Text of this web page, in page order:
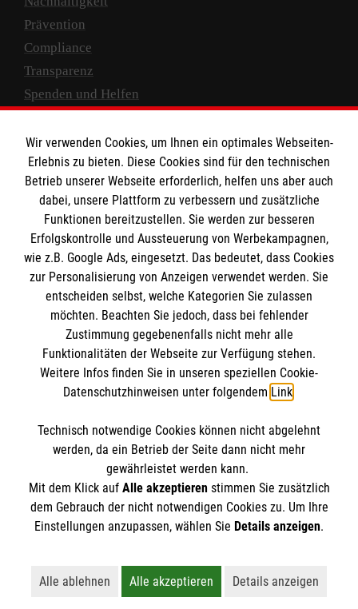
Prävention
Compliance
Transparenz
Spenden und Helfen
Empfänger: Malteser Hilfsdienst e.V.
IBAN: DE10 3706 0120 1201 2000 12
BIC: GENODED 1PA7
Newsletter abonnieren
Cookies verwalten|AGB|Impressum|Datenschutz
Barrierefreiheit |Kontakt| Sharepoint|Mediathek
Wir verwenden Cookies, um Ihnen ein optimales Webseiten-
Erlebnis zu bieten. Diese Cookies sind für den technischen
Betrieb unserer Webseite erforderlich, helfen uns aber auch
dabei, unsere Plattform zu verbessern und zusätzliche
Funktionen bereitzustellen. Sie werden zur besseren
Erfolgskontrolle und Aussteuerung von Werbekampagnen,
wie z.B. Google Ads, eingesetzt. Das bedeutet, dass Cookies
zur Personalisierung von Anzeigen verwendet werden. Sie
entscheiden selbst, welche Kategorien Sie zulassen
möchten. Beachten Sie jedoch, dass bei fehlender
Zustimmung gegebenenfalls nicht mehr alle
Funktionalitäten der Webseite zur Verfügung stehen.
Weitere Infos finden Sie in unseren speziellen Cookie-
Datenschutzhinweisen unter folgendem Link.
Technisch notwendige Cookies können nicht abgelehnt
werden, da ein Betrieb der Seite dann nicht mehr
gewährleistet werden kann.
Mit dem Klick auf Alle akzeptierenstimmen Sie zusätzlich
dem Gebrauch der nicht notwendigen Cookies zu. Um Ihre
Einstellungen anzupassen, wählen Sie Details anzeigen.
Alle ablehnen
Lehnt alle nicht-essentiellen Cookies ab
Alle akzeptieren
Akzeptiert alle Cookies
Details anzeigen